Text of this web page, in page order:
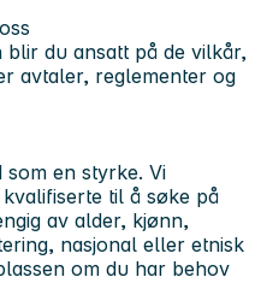
blir du ansatt på de vilkår,
avtaler, reglementer og
en styrke. Vi
til å søke på
av alder, kjønn,
nasjonal eller etnisk
om du har behov